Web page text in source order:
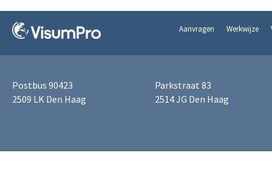
Aanvragen Werkwijze
Postbus 90423
2509 LK Den Haag
Parkstraat 83
2514 JG Den Haag